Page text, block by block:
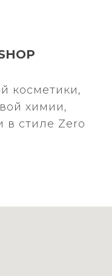
косметики,
химии,
в стиле Zero